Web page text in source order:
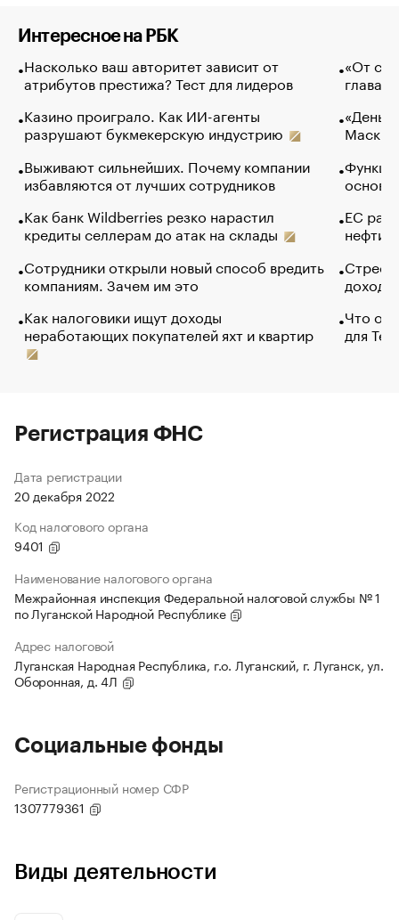
Интересное на РБК
Насколько ваш авторитет зависит от
атрибутов престижа? Тест для лидеров
Казино проиграло. Как ИИ-агенты
разрушают букмекерскую индустрию
Выживают сильнейших. Почему компании
избавляются от лучших сотрудников
Как банк Wildberries резко нарастил
кредиты селлерам до атак на склады
Сотрудники открыли новый способ вредить
компаниям. Зачем им это
Как налоговики ищут доходы
неработающих покупателей яхт и квартир
«От
глава
Маск в
основ
ЕС
нефти
Что
для
Регистрация ФНС
Дата регистрации
20 декабря 2022
Код налогового органа
9401
Наименование налогового органа
Межрайонная инспекция Федеральной налоговой службы № 1
по Луганской Народной Республике
Адрес налоговой
Луганская Народная Республика, г.о. Луганский, г. Луганск, ул.
Оборонная, д. 4Л
Социальные фонды
Регистрационный номер СФР
1307779361
Виды деятельности